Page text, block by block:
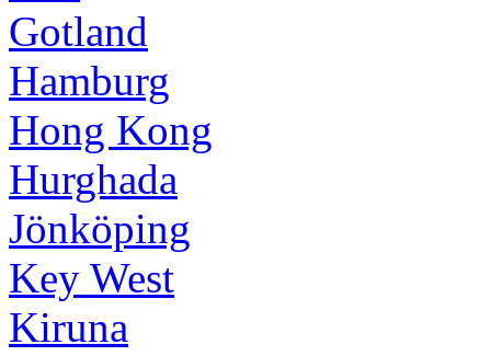
Gotland
Hamburg
Hong Kong
Hurghada
Jönköping
Key West
Kiruna